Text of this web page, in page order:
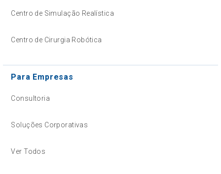
Centro de Simulação Realística
Centro de Cirurgia Robótica
Para Empresas
Consultoria
Soluções Corporativas
Ver Todos